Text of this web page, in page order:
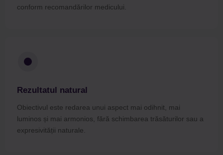
conform recomandărilor medicului.
Rezultatul natural
Obiectivul este redarea unui aspect mai odihnit, mai
luminos și mai armonios, fără schimbarea trăsăturilor sau a
expresivității naturale.